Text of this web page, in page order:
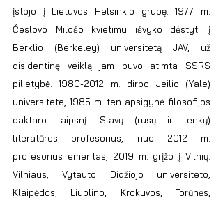
įstojo į Lietuvos Helsinkio grupę. 1977 m.
Česlovo Milošo kvietimu išvyko dėstyti į
Berklio (Berkeley) universitetą JAV, už
disidentinę veiklą jam buvo atimta SSRS
pilietybė. 1980-2012 m. dirbo Jeilio (Yale)
universitete, 1985 m. ten apsigynė filosofijos
daktaro laipsnį. Slavų (rusų ir lenkų)
literatūros profesorius, nuo 2012 m.
profesorius emeritas, 2019 m. grįžo į Vilnių.
Vilniaus, Vytauto Didžiojo universiteto,
Klaipėdos, Liublino, Krokuvos, Torūnės,